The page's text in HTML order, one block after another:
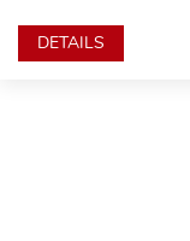
DETAILS